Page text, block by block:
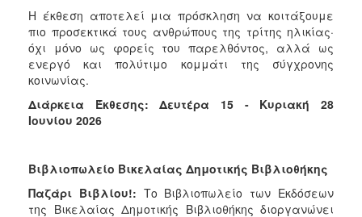
Η έκθεση αποτελεί μια πρόσκληση να κοιτάξουμε
πιο προσεκτικά τους ανθρώπους της τρίτης ηλικίας·
όχι μόνο ως φορείς του παρελθόντος, αλλά ως
ενεργό και πολύτιμο κομμάτι της σύγχρονης
κοινωνίας.
Διάρκεια Έκθεσης: Δευτέρα 15 - Κυριακή 28
Ιουνίου 2026
Βιβλιοπωλείο Βικελαίας Δημοτικής Βιβλιοθήκης
Παζάρι Βιβλίου!: Το Βιβλιοπωλείο των Εκδόσεων
της Βικελαίας Δημοτικής Βιβλιοθήκης διοργανώνει